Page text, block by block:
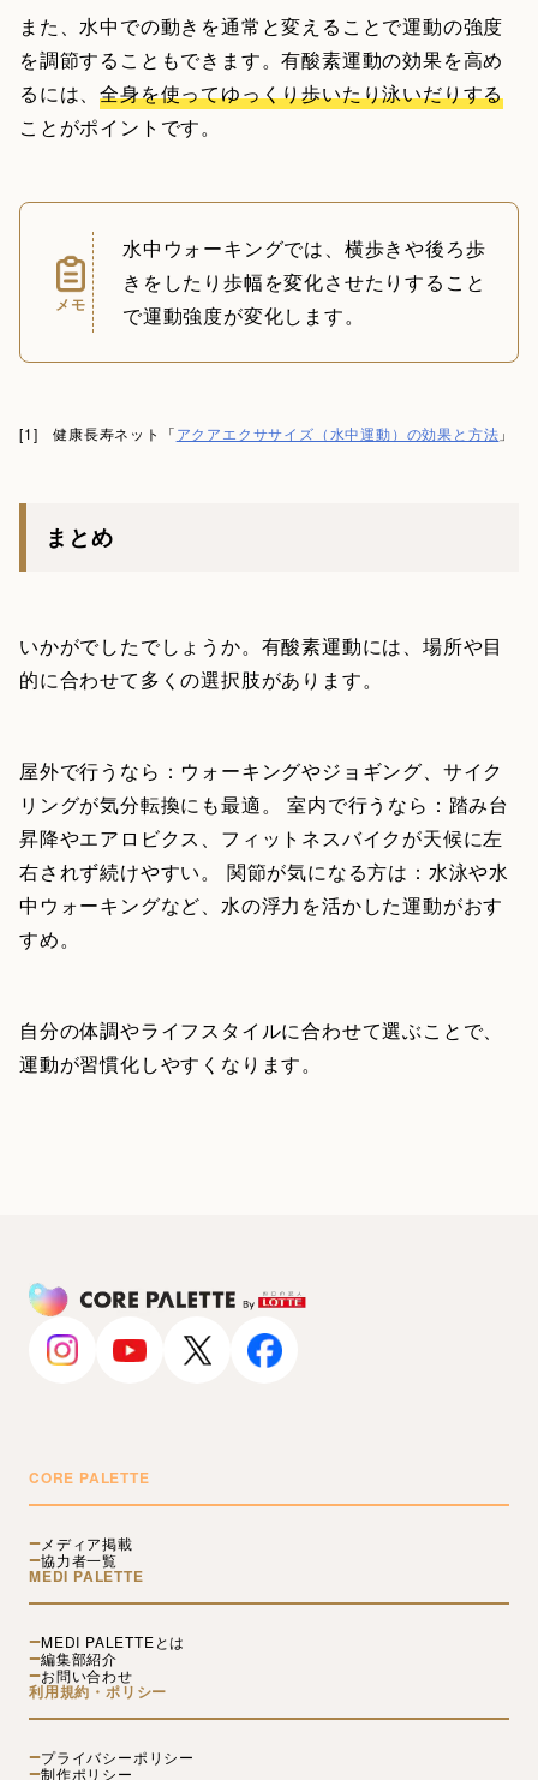
また、水中での動きを通常と変えることで運動の強度
を調節することもできます。有酸素運動の効果を高め
るには、全身を使ってゆっくり歩いたり泳いだりする
ことがポイントです。
メモ
水中ウォーキングでは、横歩きや後ろ歩
きをしたり歩幅を変化させたりすること
で運動強度が変化します。
[1] 健康長寿ネット「アクアエクササイズ（水中運動）の効果と方法 」
まとめ
いかがでしたでしょうか。有酸素運動には、場所や目
的に合わせて多くの選択肢があります。
屋外で行うなら：ウォーキングやジョギング、サイク
リングが気分転換にも最適。 室内で行うなら：踏み台
昇降やエアロビクス、フィットネスバイクが天候に左
右されず続けやすい。 関節が気になる方は：水泳や水
中ウォーキングなど、水の浮力を活かした運動がおす
すめ。
自分の体調やライフスタイルに合わせて選ぶことで、
運動が習慣化しやすくなります。
CORE PALETTE
メディア掲載
協力者一覧
MEDI PALETTE
MEDI PALETTEとは
編集部紹介
お問い合わせ
利用規約・ポリシー
プライバシーポリシー
制作ポリシー